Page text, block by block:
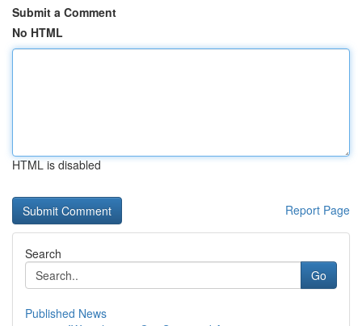
Submit a Comment
No HTML
HTML is disabled
Report Page
Search
Go
Published News